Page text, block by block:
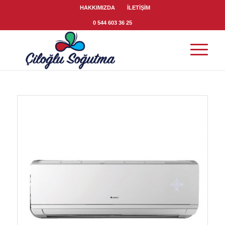
HAKKIMIZDA İLETİŞİM
0 544 603 36 25